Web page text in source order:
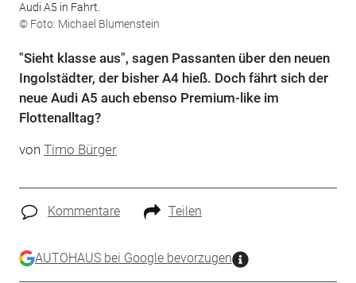
Audi A5 in Fahrt.
© Foto: Michael Blumenstein
"Sieht klasse aus", sagen Passanten über den neuen
Ingolstädter, der bisher A4 hieß. Doch fährt sich der
neue Audi A5 auch ebenso Premium-like im
Flottenalltag?
von Timo Bürger
Kommentare Teilen
AUTOHAUS bei Google bevorzugen